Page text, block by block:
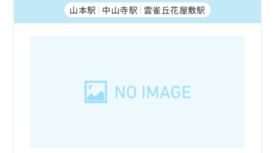
山本駅 中山寺駅 雲雀丘花屋敷駅